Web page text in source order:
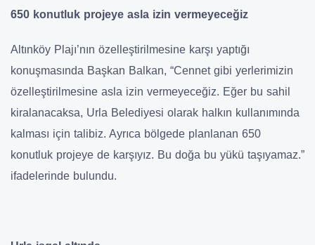
650 konutluk projeye asla izin vermeyeceğiz
Altınköy Plajı’nın özelleştirilmesine karşı yaptığı
konuşmasında Başkan Balkan, “Cennet gibi yerlerimizin
özelleştirilmesine asla izin vermeyeceğiz. Eğer bu sahil
kiralanacaksa, Urla Belediyesi olarak halkın kullanımında
kalması için talibiz. Ayrıca bölgede planlanan 650
konutluk projeye de karşıyız. Bu doğa bu yükü taşıyamaz.”
ifadelerinde bulundu.